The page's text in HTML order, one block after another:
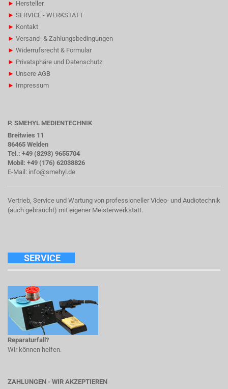
► Hersteller
► SERVICE - WERKSTATT
► Kontakt
► Versand- & Zahlungsbedingungen
► Widerrufsrecht & Formular
► Privatsphäre und Datenschutz
► Unsere AGB
► Impressum
P. SMEHYL MEDIENTECHNIK
Breitwies 11
86465 Welden
Tel.: +49 (8293) 9655704
Mobil: +49 (176) 62038826
E-Mail: info@smehyl.de
Vertrieb, Service und Wartung von professioneller Video- und Audiotechnik
(auch gebraucht) mit eigener Meisterwerkstatt.
SERVICE
Reparaturfall?
Wir können helfen.
ZAHLUNGEN - WIR AKZEPTIEREN